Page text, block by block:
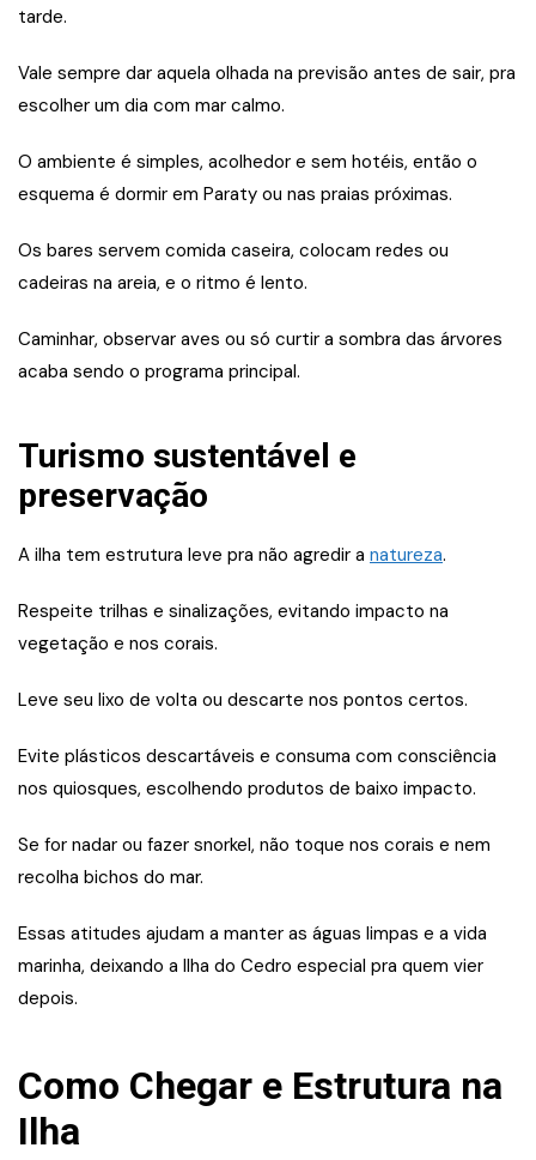
tarde.
Vale sempre dar aquela olhada na previsão antes de sair, pra
escolher um dia com mar calmo.
O ambiente é simples, acolhedor e sem hotéis, então o
esquema é dormir em Paraty ou nas praias próximas.
Os bares servem comida caseira, colocam redes ou
cadeiras na areia, e o ritmo é lento.
Caminhar, observar aves ou só curtir a sombra das árvores
acaba sendo o programa principal.
Turismo sustentável e
preservação
A ilha tem estrutura leve pra não agredir a natureza.
Respeite trilhas e sinalizações, evitando impacto na
vegetação e nos corais.
Leve seu lixo de volta ou descarte nos pontos certos.
Evite plásticos descartáveis e consuma com consciência
nos quiosques, escolhendo produtos de baixo impacto.
Se for nadar ou fazer snorkel, não toque nos corais e nem
recolha bichos do mar.
Essas atitudes ajudam a manter as águas limpas e a vida
marinha, deixando a Ilha do Cedro especial pra quem vier
depois.
Como Chegar e Estrutura na
Ilha